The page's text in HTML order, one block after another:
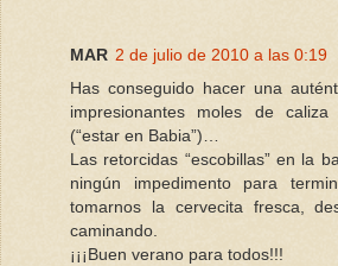
MAR 2 de julio de 2010 a las 0:19
Has conseguido hacer una
impresionantes moles de
(“estar en Babia”)…
Las retorcidas “escobillas” en la
ningún impedimento para
tomarnos la cervecita fresca,
caminando.
¡¡¡Buen verano para todos!!!